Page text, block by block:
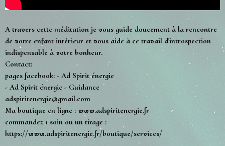
A travers cette méditation je vous guide doucement à la rencontre
de votre enfant intérieur et vous aide à ce travail d'introspection
indispensable à votre bonheur.
Contact:
pages facebook: - Ad Spirit énergie
- Ad Spirit énergie - Guidance
adspiritenergie@gmail.com
Ma boutique en ligne : www.adspiritenergie.fr
commandez 1 soin ou un tirage :
https://www.adspiritenergie.fr/boutique/services/